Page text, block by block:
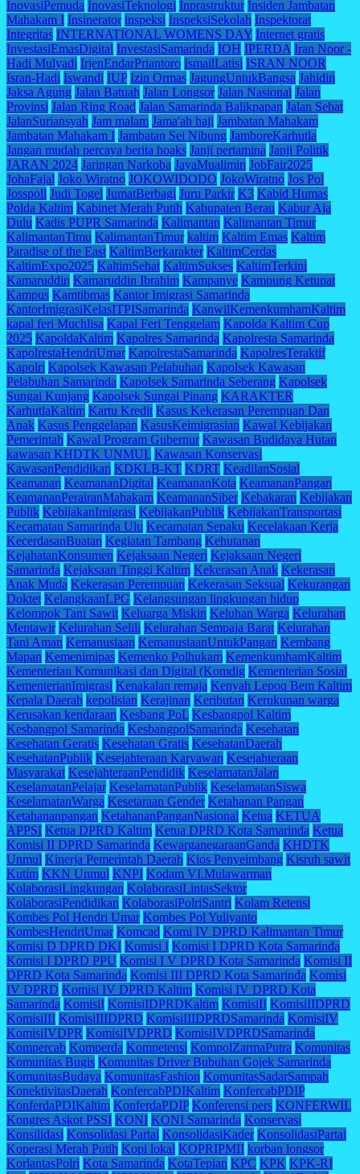
InovasiPemuda InovasiTeknologi Inprastruktur Insiden Jambatan
Mahakam I Insinerator inspeksi InspeksiSekolah Inspektorat
Integritas INTERNATIONAL WOMENS DAY Internet gratis
InvestasiEmasDigital InvestasiSamarinda IOH IPERDA Iran Noor -
Hadi Mulyadi IrjenEndarPriantoro IsmailLatisi ISRAN NOOR
Isran-Hadi Iswandi IUP Izin Ormas JagungUntukBangsa Jahidin
Jaksa Agung Jalan Batuah Jalan Longsor Jalan Nasional Jalan
Provinsi Jalan Ring Road Jalan Samarinda Balikpapan Jalan Sehat
JalanSuriansyah Jam malam Jama'ah haji Jambatan Mahakam
Jambatan Mahakam I Jambatan Sei Nibung JamboreKarhutla
Jangan mudah percaya berita hoaks Janji pertamina Janji Politik
JARAN 2024 Jaringan Narkoba JayaMualimin JobFair2025
JohaFajal Joko Wiratno JOKOWIDODO JokoWiratno Jos Pol
Josspoll Judi Togel JumatBerbagi Juru Parkir K3 Kabid Humas
Polda Kaltim Kabinet Merah Putih Kabupaten Berau Kabur Aja
Dulu Kadis PUPR Samarinda Kalimantan Kalimantan Timur
KalimantanTimu KalimantanTimur kaltim Kaltim Emas Kaltim
Paradise of the East KaltimBerkarakter KaltimCerdas
KaltimExpo2025 KaltimSehat KaltimSukses KaltimTerkini
Kamaruddin Kamaruddin Ibrahim Kampanye Kampung Ketupat
Kampus Kamtibmas Kantor Imigrasi Samarinda
KantorImigrasiKelasITPISamarinda KanwilKemenkumhamKaltim
kapal feri Muchlisa Kapal Feri Tenggelam Kapolda Kaltim Cup
2025 KapoldaKaltim Kapolres Samarinda Kapolresta Samarinda
KapolrestaHendriUmar KapolrestaSamarinda KapolresTeraktif
Kapolri Kapolsek Kawasan Pelabuhan Kapolsek Kawasan
Pelabuhan Samarinda Kapolsek Samarinda Seberang Kapolsek
Sungai Kunjang Kapolsek Sungai Pinang KARAKTER
KarhutlaKaltim Kartu Kredit Kasus Kekerasan Perempuan Dan
Anak Kasus Penggelapan KasusKeimigrasian Kawal Kebijakan
Pemerintah Kawal Program Gubernur Kawasan Budidaya Hutan
kawasan KHDTK UNMUL Kawasan Konservasi
KawasanPendidikan KDKLB-KT KDRT KeadilanSosial
Keamanan KeamananDigital KeamananKota KeamananPangan
KeamananPerairanMahakam KeamananSiber Kebakaran Kebijakan
Publik KebijakanImigrasi KebijakanPublik KebijakanTransportasi
Kecamatan Samarinda Ulu Kecamatan Sepaku Kecelakaan Kerja
KecerdasanBuatan Kegiatan Tambang Kehutanan
KejahatanKonsumen Kejaksaan Negeri Kejaksaan Negeri
Samarinda Kejaksaan Tinggi Kaltim Kekerasan Anak Kekerasan
Anak Muda Kekerasan Perempuan Kekerasan Seksual Kekurangan
Doktet KelangkaanLPG Kelangsungan lingkungan hidup
Kelompok Tani Sawit Keluarga Miskin Keluhan Warga Kelurahan
Mentawir Kelurahan Selili Kelurahan Sempaja Barat Kelurahan
Tani Aman Kemanusiaan KemanusiaanUntukPangan Kembang
Mapan Kemenimipas Kemenko Polhukam KemenkumhamKaltim
Kementerian Komunikasi dan Digital (Komdig Kementerian Sosial
KementerianImigrasi Kenakalan remaja Kenyah Lepoq Bem Kaltim
Kepala Daerah kepolisian Kerajinan Keributan Kerukunan warga
Kerusakan kendaraan Kesbang PoL Kesbangpol Kaltim
Kesbangpol Samarinda KesbangpolSamarinda Kesehatan
Kesehatan Geratis Kesehatan Gratis KesehatanDaerah
KesehatanPublik Kesejahteraan Karyawan Kesejahteraan
Masyarakat KesejahteraanPendidik KeselamatanJalan
KeselamatanPelajar KeselamatanPublik KeselamatanSiswa
KeselamatanWarga Kesetaraan Gender Ketahanan Pangan
Ketahananpangan KetahananPanganNasional Ketua KETUA
APPSI Ketua DPRD Kaltim Ketua DPRD Kota Samarinda Ketua
Komisi II DPRD Samarinda KewarganegaraanGanda KHDTK
Unmul Kinerja Pemerintah Daerah Kios Penyeimbang Kisruh sawit
Kutim KKN Unmul KNPI Kodam VI.Mulawarman
KolaborasiLingkungan KolaborasiLintasSektor
KolaborasiPendidikan KolaborasiPolriSantri Kolam Retensi
Kombes Pol Hendri Umar Kombes Pol Yuliyanto
KombesHendriUmar Komcad Komi IV DPRD Kalimantan Timur
Komisi D DPRD DKI Komisi I Komisi I DPRD Kota Samarinda
Komisi I DPRD PPU Komisi I V DPRD Kota Samarinda Komisi II
DPRD Kota Samarinda Komisi III DPRD Kota Samarinda Komisi
IV DPRD Komisi IV DPRD Kaltim Komisi IV DPRD Kota
Samarinda KomisiI KomisiIDPRDKaltim KomisiII KomisiIIDPRD
KomisiIII KomisiIIIDPRD KomisiIIIDPRDSamarinda KomisiIV
KomisiIVDPR KomisiIVDPRD KomisiIVDPRDSamarinda
Kompercab Komperda Kompetensi KompolZarmaPutra Komunitas
Komunitas Bugis Komunitas Driver Bubuhan Gojek Samarinda
KomunitasBudaya KomunitasFashion KomunitasSadarSampah
KonektivitasDaerah KonfercabPDIKaltim KonfercabPDIP
KonferdaPDIKaltim KonferdaPDIP Konferensi pers KONFERWIL
Kongres Askot PSSI KONI KONI Samarinda Konservasi
Konsilidasi Konsolidasi Partai KonsolidasiKader KonsolidasiPartai
Koperasi Merah Putih Kopi lokal KOPRIPMII korban longsor
KorlantasPolri Kota Samarinda KotaTepian KPC KPK KPK-RI